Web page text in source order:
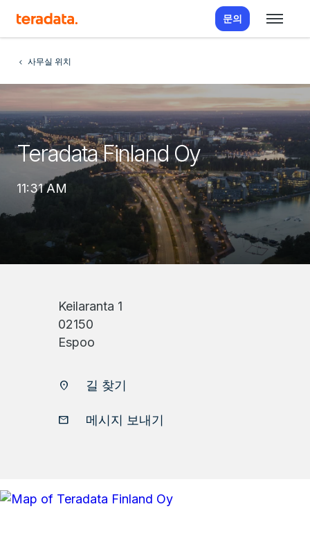
문의
사무실 위치
Teradata Finland Oy
11:31 AM
Keilaranta 1
02150
Espoo
location_on 길 찾기
email 메시지 보내기